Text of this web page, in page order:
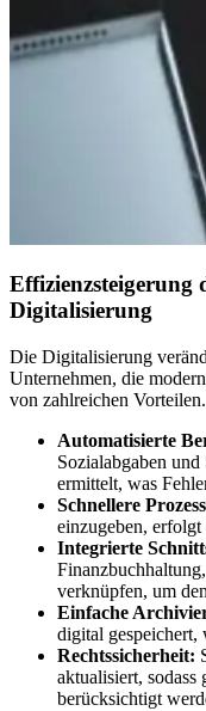
Digitalisierung
Die Digitalisierung
Unternehmen, die
von zahlreichen Vorteilen.
Automatisierte
Sozialabgaben
ermittelt, was
Schnellere
einzugeben,
Integrierte
verknüpfen, um
Einfache
digital gespeichert,
Rechtssicherheit:
aktualisiert, sodass
berücksichtigt